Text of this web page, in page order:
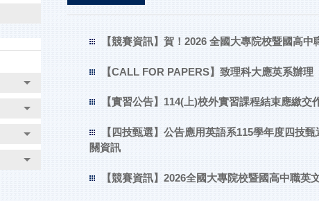
【競賽資訊】賀！2026 全國大專院校暨國高
【CALL FOR PAPERS】致理科大應英系辦
【實習公告】114(上)校外實習課程結束應繳交
【四技甄選】公告應用英語系115學年度四技
關資訊
【競賽資訊】2026全國大專院校暨國高中職